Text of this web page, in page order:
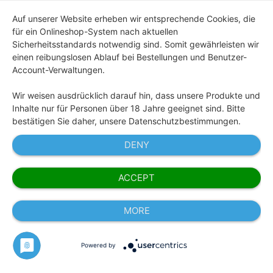
Auf unserer Website erheben wir entsprechende Cookies, die
für ein Onlineshop-System nach aktuellen
Sicherheitsstandards notwendig sind. Somit gewährleisten wir
einen reibungslosen Ablauf bei Bestellungen und Benutzer-
Account-Verwaltungen.
Wir weisen ausdrücklich darauf hin, dass unsere Produkte und
Inhalte nur für Personen über 18 Jahre geeignet sind. Bitte
bestätigen Sie daher, unsere Datenschutzbestimmungen.
DENY
ACCEPT
MORE
Powered by